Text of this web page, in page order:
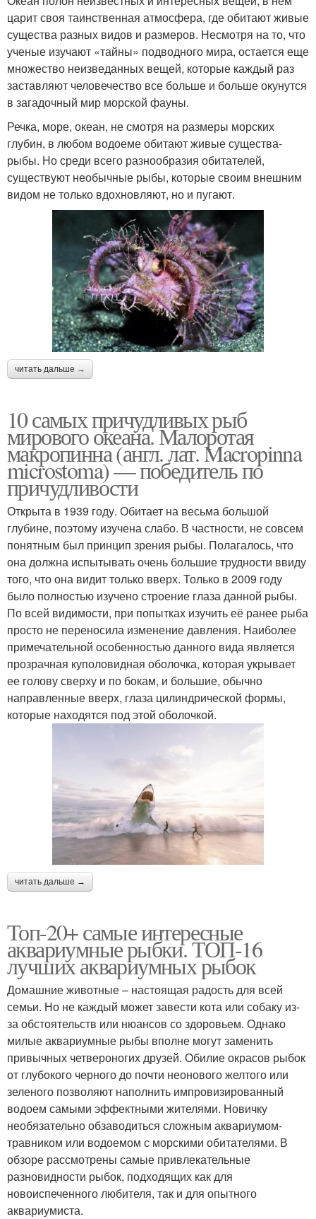
царит своя таинственная атмосфера, где обитают живые
существа разных видов и размеров. Несмотря на то, что
ученые изучают «тайны» подводного мира, остается еще
множество неизведанных вещей, которые каждый раз
заставляют человечество все больше и больше окунутся
в загадочный мир морской фауны.
Речка, море, океан, не смотря на размеры морских
глубин, в любом водоеме обитают живые существа-
рыбы. Но среди всего разнообразия обитателей,
существуют необычные рыбы, которые своим внешним
видом не только вдохновляют, но и пугают.
читать дальше →
10 самых причудливых рыб
мирового океана. Малоротая
макропинна (англ. лат. Macropinna
microstoma) — победитель по
причудливости
Открыта в 1939 году. Обитает на весьма большой
глубине, поэтому изучена слабо. В частности, не совсем
понятным был принцип зрения рыбы. Полагалось, что
она должна испытывать очень большие трудности ввиду
того, что она видит только вверх. Только в 2009 году
было полностью изучено строение глаза данной рыбы.
По всей видимости, при попытках изучить её ранее рыба
просто не переносила изменение давления. Наиболее
примечательной особенностью данного вида является
прозрачная куполовидная оболочка, которая укрывает
ее голову сверху и по бокам, и большие, обычно
направленные вверх, глаза цилиндрической формы,
которые находятся под этой оболочкой.
читать дальше →
Топ-20+ самые интересные
аквариумные рыбки. ТОП-16
лучших аквариумных рыбок
Домашние животные – настоящая радость для всей
семьи. Но не каждый может завести кота или собаку из-
за обстоятельств или нюансов со здоровьем. Однако
милые аквариумные рыбы вполне могут заменить
привычных четвероногих друзей. Обилие окрасов рыбок
от глубокого черного до почти неонового желтого или
зеленого позволяют наполнить импровизированный
водоем самыми эффектными жителями. Новичку
необязательно обзаводиться сложным аквариумом-
травником или водоемом с морскими обитателями. В
обзоре рассмотрены самые привлекательные
разновидности рыбок, подходящих как для
новоиспеченного любителя, так и для опытного
аквариумиста.